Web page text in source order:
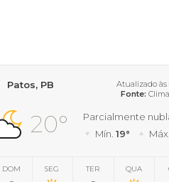
Patos, PB
Atualizado às
Fonte:
20°
Parcialmente
Mín. 19° Máx.
DOM SEG TER QUA